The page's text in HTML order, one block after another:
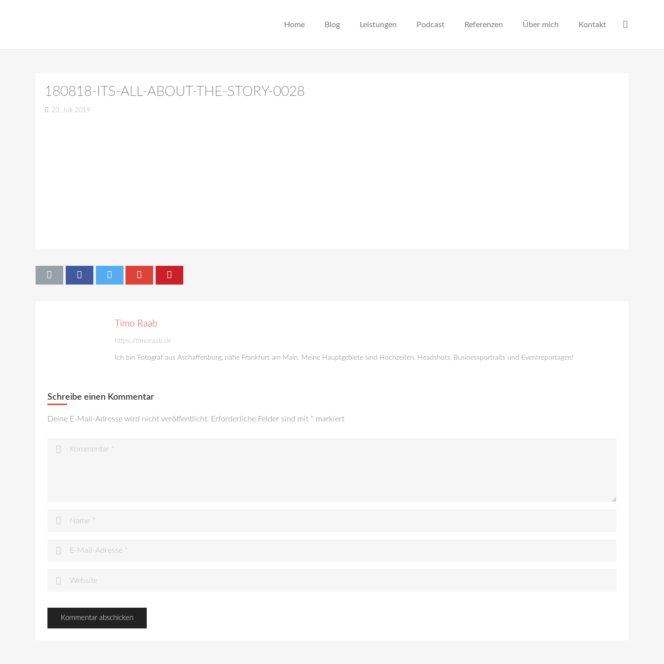
Home Blog Leistungen Podcast Referenzen Über mich Kontakt
180818-ITS-ALL-ABOUT-THE-STORY-0028
23. Juli 2019
Timo Raab
https://timoraab.de
Ich bin Fotograf aus Aschaffenburg, nähe Frankfurt am Main. Meine Hauptgebiete sind Hochzeiten, Headshots, Businessportraits und Eventreportagen!
Schreibe einen Kommentar
Deine E-Mail-Adresse wird nicht veröffentlicht. Erforderliche Felder sind mit * markiert